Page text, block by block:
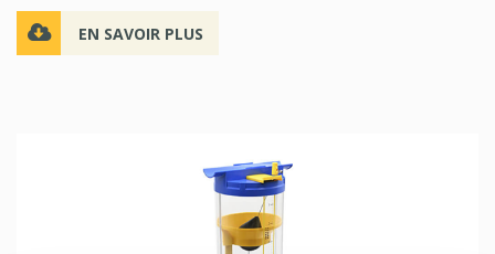
EN SAVOIR PLUS